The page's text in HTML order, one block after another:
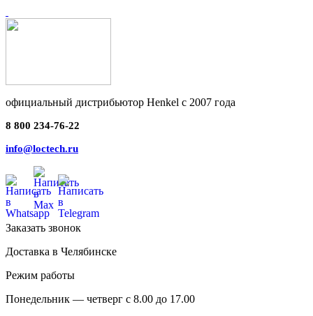
официальный дистрибьютор Henkel с 2007 года
8 800 234-76-22
info@loctech.ru
Заказать звонок
Доставка в Челябинске
Режим работы
Понедельник — четверг с 8.00 до 17.00